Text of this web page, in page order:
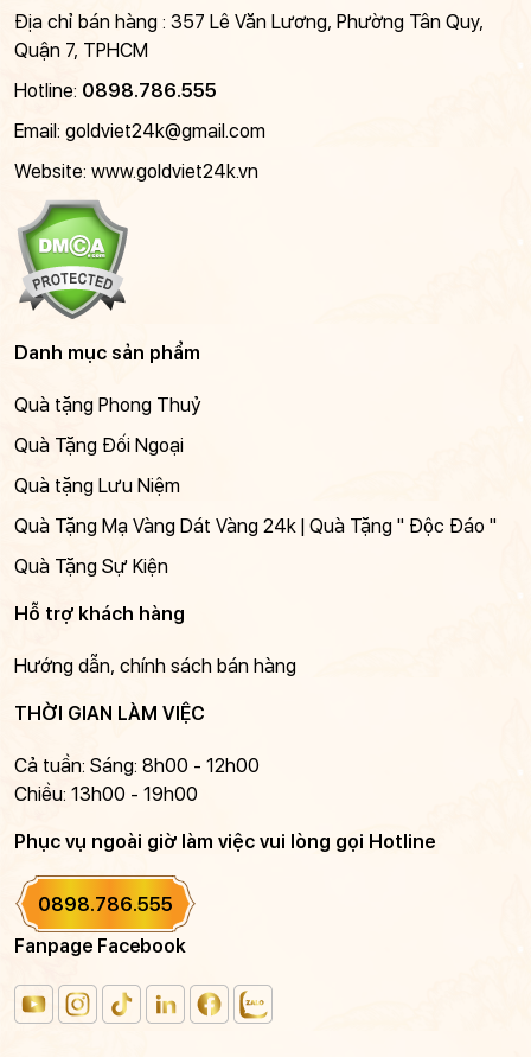
Địa chỉ bán hàng : 357 Lê Văn Lương, Phường Tân Quy,
Quận 7, TPHCM
Hotline: 0898.786.555
Email: goldviet24k@gmail.com
Website: www.goldviet24k.vn
Danh mục sản phẩm
Quà tặng Phong Thuỷ
Quà Tặng Đối Ngoại
Quà tặng Lưu Niệm
Quà Tặng Mạ Vàng Dát Vàng 24k | Quà Tặng " Độc Đáo "
Quà Tặng Sự Kiện
Hỗ trợ khách hàng
Hướng dẫn, chính sách bán hàng
THỜI GIAN LÀM VIỆC
Cả tuần: Sáng: 8h00 - 12h00
Chiều: 13h00 - 19h00
Phục vụ ngoài giờ làm việc vui lòng gọi Hotline
0898.786.555
Fanpage Facebook